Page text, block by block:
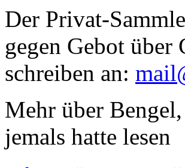
Der Privat-
gegen Gebot über
schreiben an:
Mehr über
jemals hatte lesen